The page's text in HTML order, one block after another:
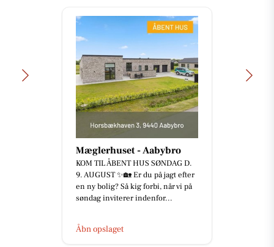
Mæglerhuset - Aabybro
KOM TIL ÅBENT HUS SØNDAG D.
9. AUGUST ✨🏡 Er du på jagt efter
en ny bolig? Så kig forbi, når vi på
søndag inviterer indenfor...
Åbn opslaget